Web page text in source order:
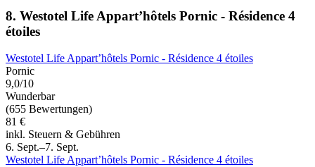
8. Westotel Life Appart’hôtels Pornic - Résidence 4
étoiles
Westotel Life Appart’hôtels Pornic - Résidence 4 étoiles
Pornic
9,0/10
Wunderbar
(655 Bewertungen)
81 €
inkl. Steuern & Gebühren
6. Sept.–7. Sept.
Westotel Life Appart’hôtels Pornic - Résidence 4 étoiles